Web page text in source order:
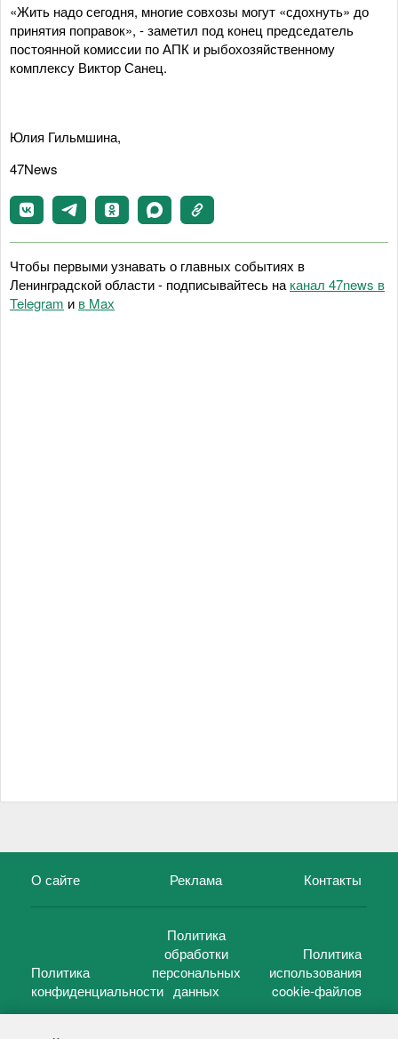
«Жить надо сегодня, многие совхозы могут «сдохнуть» до
принятия поправок», - заметил под конец председатель
постоянной комиссии по АПК и рыбохозяйственному
комплексу Виктор Санец.
Юлия Гильмшина,
47News
Чтобы первыми узнавать о главных событиях в
Ленинградской области - подписывайтесь на канал 47news в
Telegram и в Maх
О сайте Реклама Контакты
Политика
конфиденциальности
Политика
обработки
персональных
данных
Политика
использования
cookie-файлов